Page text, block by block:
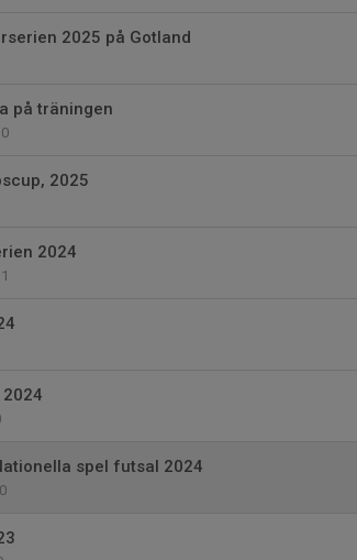
2025 på Gotland
på träningen
0
2025
2024
1
spel futsal 2024
0